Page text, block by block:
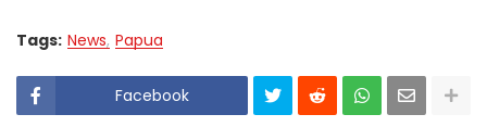
Tags: News Papua
Facebook